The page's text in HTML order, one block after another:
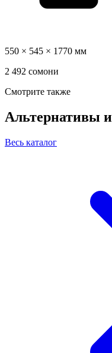
550 × 545 × 1770 мм
2 492 сомони
Смотрите также
Альтернативы
Весь каталог